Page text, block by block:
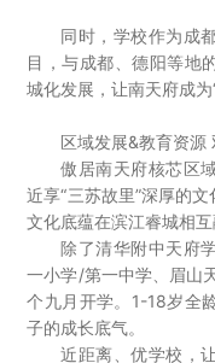
同时，学校作为成
目，与成都、德阳等地
城化发展，让南天府成为
区域发展&教育资源
傲居南天府核芯区
近享“三苏故里”深厚的
文化底蕴在滨江睿城相互
除了清华附中天府
一小学/第一中学、眉山
个九月开学。1-18岁全
子的成长底气。
近距离、优学校，